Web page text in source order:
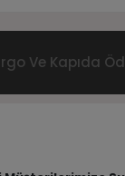
Ve Kapıda